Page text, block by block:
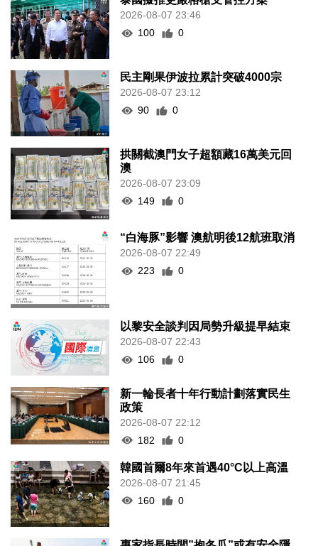
2026-08-07 23:46
100
0
民主剛果伊波拉累計突破4000宗
2026-08-07 23:12
90
0
拱關截澳門女子超額藏16萬美元回
澳
2026-08-07 23:09
149
0
“白海豚”影響 澳航明後12航班取消
2026-08-07 22:49
223
0
以黎安全談判因局勢升級提早結束
2026-08-07 22:43
106
0
新一輪長者十年行動計劃落實民生
政策
2026-08-07 22:12
182
0
韓國首爾8年來首遇40°C以上高溫
2026-08-07 21:45
160
0